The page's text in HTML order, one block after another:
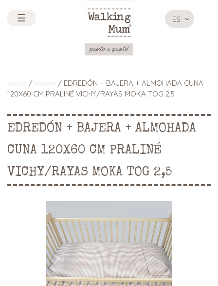
☰ ES
/
/ EDREDÓN + BAJERA + ALMOHADA CUNA
120X60 CM PRALINÉ VICHY/RAYAS MOKA TOG 2,5
EDREDÓN + BAJERA + ALMOHADA
CUNA 120X60 CM PRALINÉ
VICHY/RAYAS MOKA TOG 2,5